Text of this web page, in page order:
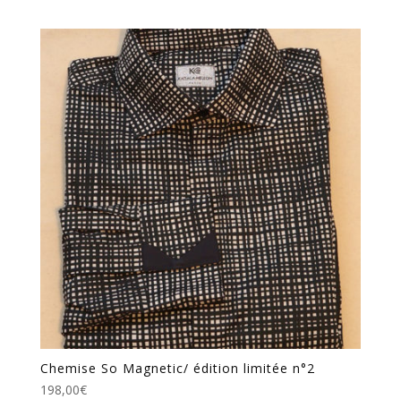
Chemise So Magnetic/ édition limitée n°2
198,00€